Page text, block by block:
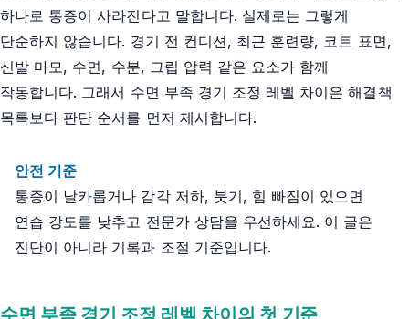
하나로 통증이 사라진다고 말합니다. 실제로는 그렇게
단순하지 않습니다. 경기 전 컨디션, 최근 훈련량, 코트 표면,
신발 마모, 수면, 수분, 그립 압력 같은 요소가 함께
작동합니다. 그래서 수면 부족 경기 조정 레벨 차이은 해결책
목록보다 판단 순서를 먼저 제시합니다.
안전 기준
통증이 날카롭거나 감각 저하, 붓기, 힘 빠짐이 있으면
연습 강도를 낮추고 전문가 상담을 우선하세요. 이 글은
진단이 아니라 기록과 조절 기준입니다.
수면 부족 경기 조정 레벨 차이의 첫 기준